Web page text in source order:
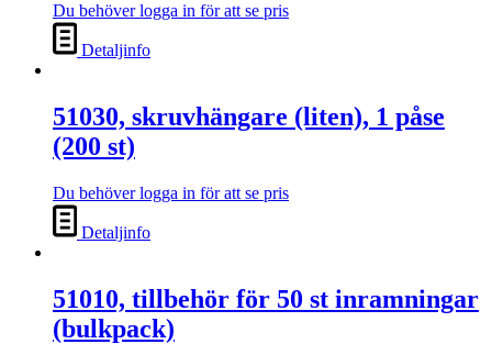
Du behöver logga in för att se pris
Detaljinfo
51030, skruvhängare (liten), 1 påse
(200 st)
Du behöver logga in för att se pris
Detaljinfo
51010, tillbehör för 50 st inramningar
(bulkpack)